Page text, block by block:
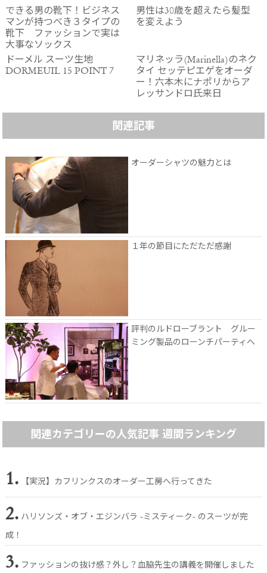
できる男の靴下！ビジネス
マンが持つべき３タイプの
靴下 ファッションで実は
大事なソックス
男性は30歳を超えたら髪型
を変えよう
ドーメル スーツ生地
DORMEUIL 15 POINT 7
マリネッラ(Marinella)のネク
タイ セッテピエゲをオーダ
ー！六本木にナポリからア
レッサンドロ氏来日
関連記事
オーダーシャツの魅力とは
１年の節目にただただ感謝
評判のルドローブラント グルー
ミング製品のローンチパーティへ
関連カテゴリーの人気記事 週間ランキング
1. 【実況】カフリンクスのオーダー工房へ行ってきた
2. ハリソンズ・オブ・エジンバラ -ミスティーク- のスーツが完
成！
3. ファッションの抜け感？外し？血脇先生の講義を開催しました